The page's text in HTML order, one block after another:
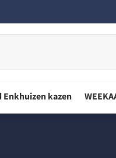
Enkhuizen kazen